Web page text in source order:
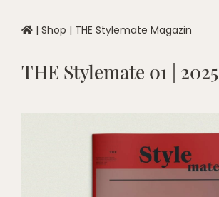
| Shop | THE Stylemate Magazin
THE Stylemate 01 | 2025